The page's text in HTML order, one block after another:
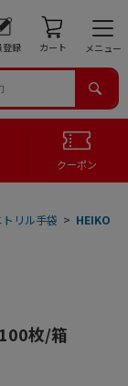
登録 カート メニュー
クーポン
トリル手袋 > HEIKO
枚/箱